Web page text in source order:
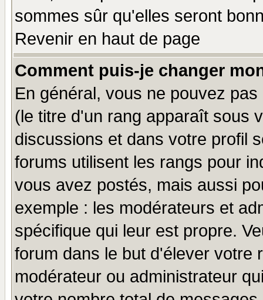
sommes sûr qu'elles seront
Revenir en haut de page
Comment puis-je changer
En général, vous ne pouvez
(le titre d'un rang apparaît sous
discussions et dans votre profil
forums utilisent les rangs pour
vous avez postés, mais aussi
exemple : les modérateurs et
spécifique qui leur est propre.
forum dans le but d'élever votre
modérateur ou administrateur